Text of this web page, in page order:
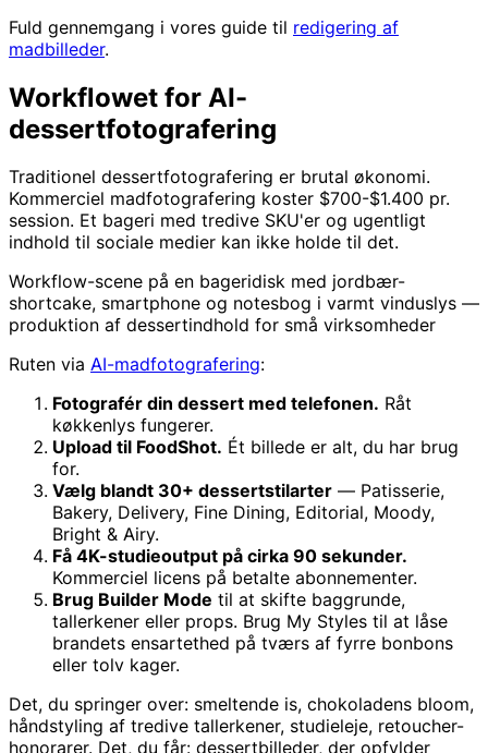
Fuld gennemgang i vores guide til redigering af
madbilleder.
Workflowet for AI-
dessertfotografering
Traditionel dessertfotografering er brutal økonomi.
Kommerciel madfotografering koster $700-$1.400 pr.
session. Et bageri med tredive SKU'er og ugentligt
indhold til sociale medier kan ikke holde til det.
Workflow-scene på en bageridisk med jordbær-
shortcake, smartphone og notesbog i varmt vinduslys —
produktion af dessertindhold for små virksomheder
Ruten via AI-madfotografering:
Fotografér din dessert med telefonen. Råt
køkkenlys fungerer.
Upload til FoodShot. Ét billede er alt, du har brug
for.
Vælg blandt 30+ dessertstilarter — Patisserie,
Bakery, Delivery, Fine Dining, Editorial, Moody,
Bright & Airy.
Få 4K-studieoutput på cirka 90 sekunder.
Kommerciel licens på betalte abonnementer.
Brug Builder Mode til at skifte baggrunde,
tallerkener eller props. Brug My Styles til at låse
brandets ensartethed på tværs af fyrre bonbons
eller tolv kager.
Det, du springer over: smeltende is, chokoladens bloom,
håndstyling af tredive tallerkener, studieleje, retoucher-
honorarer. Det, du får: dessertbilleder, der opfylder